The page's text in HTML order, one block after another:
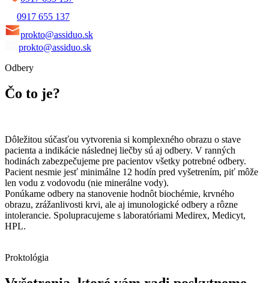
0917 655 137
prokto@assiduo.sk
prokto@assiduo.sk
Odbery
Čo to je?
Dôležitou súčasťou vytvorenia si komplexného obrazu o stave
pacienta a indikácie následnej liečby sú aj odbery. V ranných
hodinách zabezpečujeme pre pacientov všetky potrebné odbery.
Pacient nesmie jesť minimálne 12 hodín pred vyšetrením, piť môže
len vodu z vodovodu (nie minerálne vody).
Ponúkame odbery na stanovenie hodnôt biochémie, krvného
obrazu, zrážanlivosti krvi, ale aj imunologické odbery a rôzne
intolerancie. Spolupracujeme s laboratóriami Medirex, Medicyt,
HPL.
Proktológia